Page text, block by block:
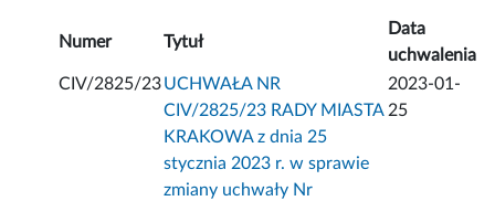
Numer Tytuł
Data
uchwalenia
CIV/2825/23UCHWAŁA NR
CIV/2825/23 RADY MIASTA
KRAKOWA z dnia 25
stycznia 2023 r. w sprawie
zmiany uchwały Nr
2023-01-
25